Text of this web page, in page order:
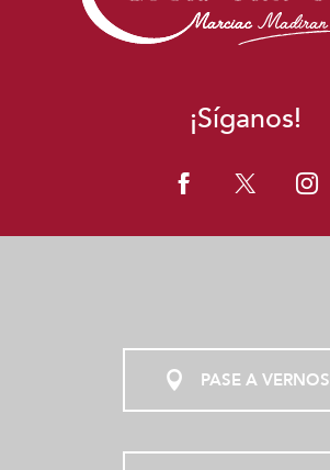
¡Síganos!
PASE A VERNOS